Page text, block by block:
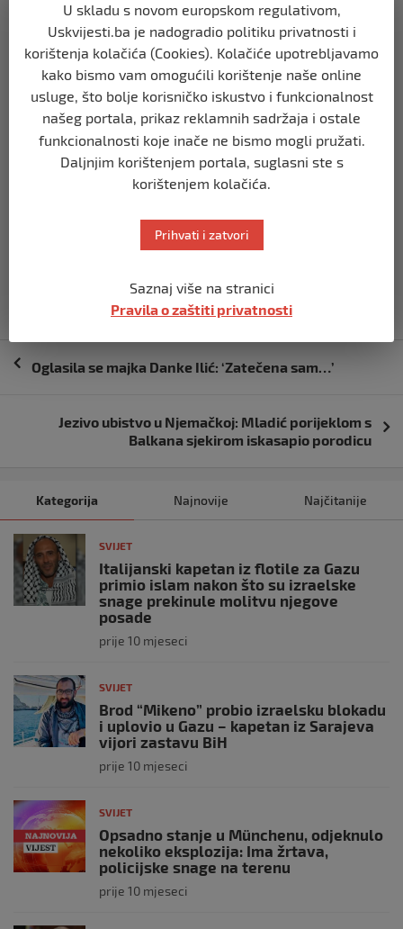
Godišnja inflacija cijena hrane dosegnula je 50% krajem
2022., gurnuvši neke Rome nazad u krajnje siromaštvo,
rekao je Aladar Horvath, čelnik Pokreta za romski
parlament-građanska prava.
Magyarovo približavanje romskim glasačima “moglo bi
dugoročno biti značajno”, rekao je Horvath.
“Trenutno, on tek upoznaje naš svijet, a mi također tek
haber.ba
Navigacija
objava
Oglasila se majka Danke Ilić: ‘Zatečena sam…’
Jezivo ubistvo u Njemačkoj: Mladić porijeklom s
Balkana sjekirom iskasapio porodicu
Kategorija Najnovije Najčitanije
SVIJET
Italijanski kapetan iz flotile za Gazu
primio islam nakon što su izraelske
snage prekinule molitvu njegove
posade
prije 10 mjeseci
SVIJET
Brod “Mikeno” probio izraelsku blokadu
i uplovio u Gazu – kapetan iz Sarajeva
vijori zastavu BiH
prije 10 mjeseci
SVIJET
Opsadno stanje u Münchenu, odjeknulo
nekoliko eksplozija: Ima žrtava,
policijske snage na terenu
prije 10 mjeseci
U skladu s novom europskom regulativom,
Uskvijesti.ba je nadogradio politiku privatnosti i
korištenja kolačića (Cookies). Kolačiće upotrebljavamo
kako bismo vam omogućili korištenje naše online
usluge, što bolje korisničko iskustvo i funkcionalnost
našeg portala, prikaz reklamnih sadržaja i ostale
funkcionalnosti koje inače ne bismo mogli pružati.
Daljnjim korištenjem portala, suglasni ste s
korištenjem kolačića.
Prihvati i zatvori
Saznaj više na stranici
Pravila o zaštiti privatnosti